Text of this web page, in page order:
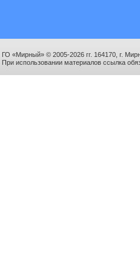
ГО «Мирный» © 2005-2026 гг. 164170, г.
При использовании материалов ссылка